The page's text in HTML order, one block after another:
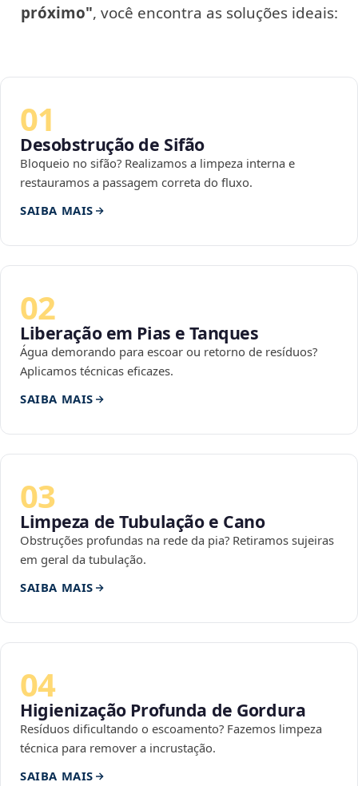
próximo", você encontra as soluções ideais:
01
Desobstrução de Sifão
Bloqueio no sifão? Realizamos a limpeza interna e
restauramos a passagem correta do fluxo.
SAIBA MAIS
02
Liberação em Pias e Tanques
Água demorando para escoar ou retorno de resíduos?
Aplicamos técnicas eficazes.
SAIBA MAIS
03
Limpeza de Tubulação e Cano
Obstruções profundas na rede da pia? Retiramos sujeiras
em geral da tubulação.
SAIBA MAIS
04
Higienização Profunda de Gordura
Resíduos dificultando o escoamento? Fazemos limpeza
técnica para remover a incrustação.
SAIBA MAIS